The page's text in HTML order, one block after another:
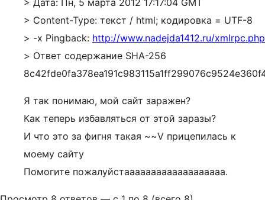
> Дата: Пн, 5 марта 2012 17:17:04 GMT
> Content-Type: текст / html; кодировка = UTF-8
> -х Pingback: http://www.nadejda1412.ru/xmlrpc.php
> Ответ содержание SHA-256
Я так понимаю, мой сайт заражен?
Как теперь избавляться от этой заразы?
И что это за фигня такая ~~V прицепилась к
моему сайту
Помогите пожалуйстааааааааааааааааааа.